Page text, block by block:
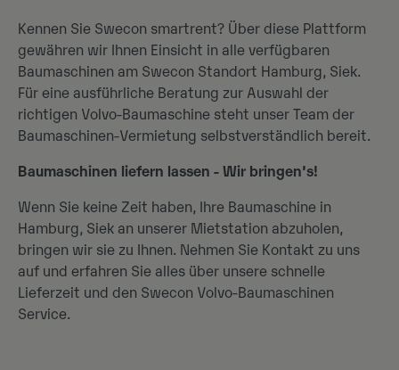
Kennen Sie Swecon smartrent? Über diese Plattform
gewähren wir Ihnen Einsicht in alle verfügbaren
Baumaschinen am Swecon Standort Hamburg, Siek.
Für eine ausführliche Beratung zur Auswahl der
richtigen Volvo-Baumaschine steht unser Team der
Baumaschinen-Vermietung selbstverständlich bereit.
Baumaschinen liefern lassen - Wir bringen’s!
Wenn Sie keine Zeit haben, Ihre Baumaschine in
Hamburg, Siek an unserer Mietstation abzuholen,
bringen wir sie zu Ihnen. Nehmen Sie Kontakt zu uns
auf und erfahren Sie alles über unsere schnelle
Lieferzeit und den Swecon Volvo-Baumaschinen
Service.